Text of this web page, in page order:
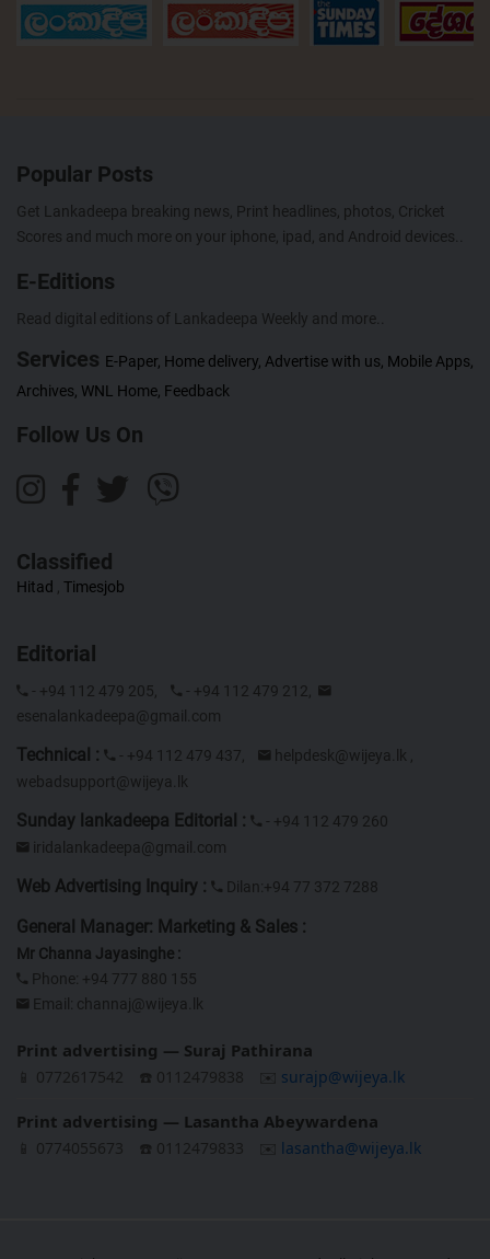
Popular Posts
Get Lankadeepa breaking news, Print headlines, photos, Cricket
Scores and much more on your iphone, ipad, and Android devices..
E-Editions
Read digital editions of Lankadeepa Weekly and more..
Services E-Paper, Home delivery, Advertise with us, Mobile Apps,
Archives, WNL Home, Feedback
Follow Us On
Classified
Hitad , Timesjob
Editorial
- +94 112 479 205,
- +94 112 479 212,
esenalankadeepa@gmail.com
Technical : - +94 112 479 437, helpdesk@wijeya.lk ,
webadsupport@wijeya.lk
Sunday lankadeepa Editorial :
- +94 112 479 260
iridalankadeepa@gmail.com
Web Advertising Inquiry : Dilan:+94 77 372 7288
General Manager: Marketing & Sales :
Mr Channa Jayasinghe :
Phone: +94 777 880 155
Email: channaj@wijeya.lk
Print advertising — Suraj Pathirana
📱 0772617542 ☎️ 0112479838 ✉️ surajp@wijeya.lk
Print advertising — Lasantha Abeywardena
📱 0774055673 ☎️ 0112479833 ✉️ lasantha@wijeya.lk